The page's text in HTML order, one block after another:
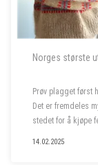
Norges største
Prøv plagget først
Det er fremdeles
stedet for å kjøpe
14.02.2025